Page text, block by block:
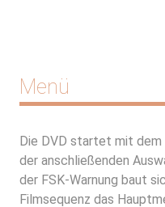
Menü
Die DVD startet mit
der anschließenden
der FSK-Warnung baut
Filmsequenz das